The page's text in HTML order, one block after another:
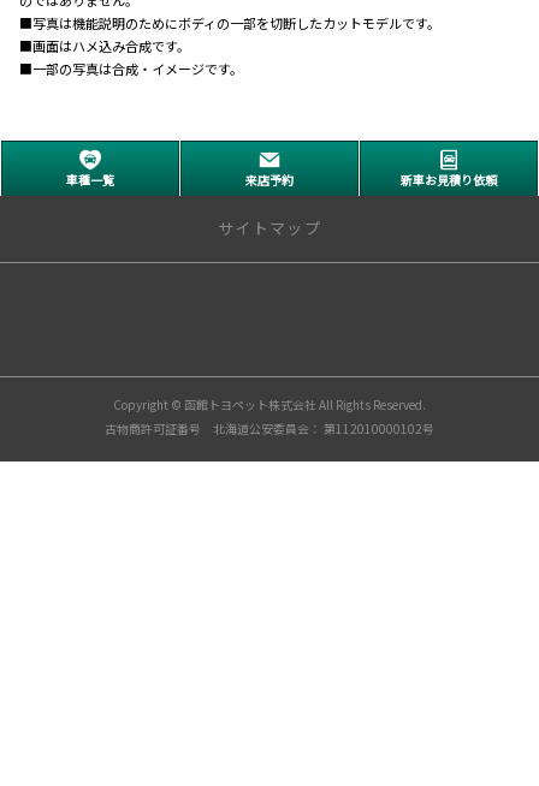
■写真は機能説明のためにボディの一部を切断したカットモデルです。
■画面はハメ込み合成です。
■一部の写真は合成・イメージです。
車種一覧 来店予約 新車お見積り依頼
サイトマップ
八雲店(二海郡八雲町) | 函館トヨペット
木古内店 | 函館トヨペット
森店(茅部郡森町) | 函館トヨペット
Copyright © 函館トヨペット株式会社 All Rights Reserved.
古物商許可証番号 北海道公安委員会： 第112010000102号